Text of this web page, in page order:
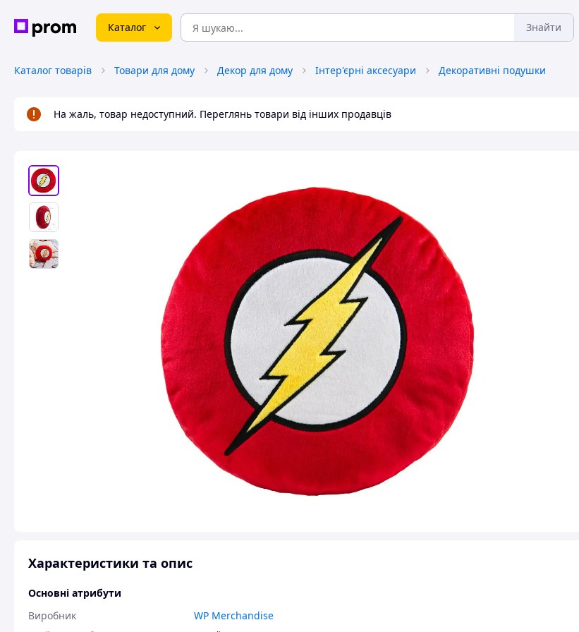
Каталог Знайти
Каталог товарів Товари для дому Декор для дому Інтер'єрні аксесуари Декоративні подушки
На жаль, товар недоступний. Переглянь товари від інших продавців
Характеристики та опис
Основні атрибути
Виробник
WP Merchandise